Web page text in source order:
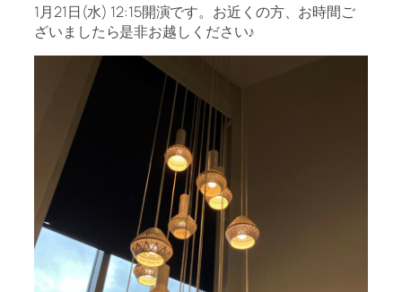
1月21日(水) 12:15開演です。お近くの方、お時間ご
ざいましたら是非お越しください♪